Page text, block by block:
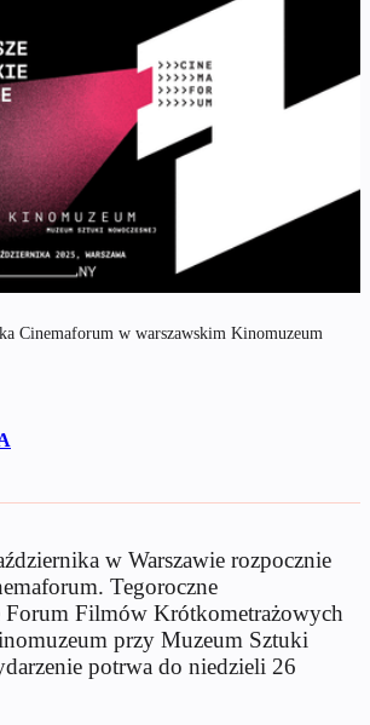
Cinemaforum w warszawskim Kinomuzeum
w Warszawie rozpocznie
Tegoroczne
Filmów Krótkometrażowych
przy Muzeum Sztuki
potrwa do niedzieli 26